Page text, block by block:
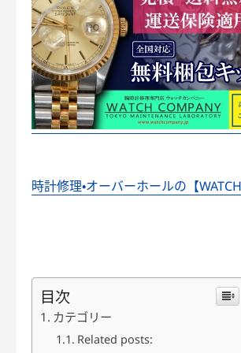
時計修理・オーバーホールの【
目次
カテゴリー
Related posts: